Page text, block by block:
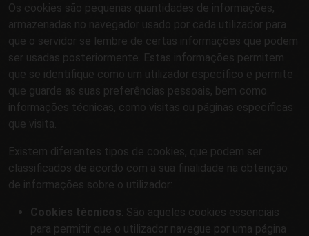
Os cookies são pequenas quantidades de informações,
armazenadas no navegador usado por cada utilizador para
que o servidor se lembre de certas informações que podem
ser usadas posteriormente. Estas informações permitem
que se identifique como um utilizador específico e permite
que guarde as suas preferências pessoais, bem como
informações técnicas, como visitas ou páginas específicas
que visita.
Existem diferentes tipos de cookies, que podem ser
classificados de acordo com a sua finalidade na obtenção
de informações sobre o utilizador:
Cookies técnicos: São aqueles cookies essenciais
para permitir que o utilizador navegue por uma página